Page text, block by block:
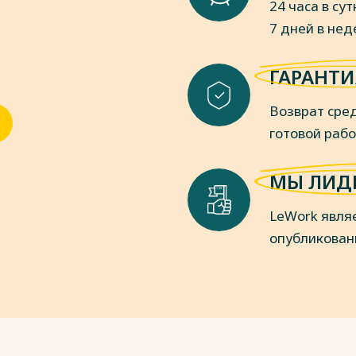
счетов бухгалтерского учета
и Инструкции по его
08.11.2010). [Электронный ресурс]. –
по бухгалтерскому
учету» Учетная политика
по бухгалтерскому
(ПБУ 4/99)» от 06.07.1999 № 43н
– URL: http://www.consultant.ru.
24 часа в
7 дней в
Возврат
готовой
МЫ
LeWork